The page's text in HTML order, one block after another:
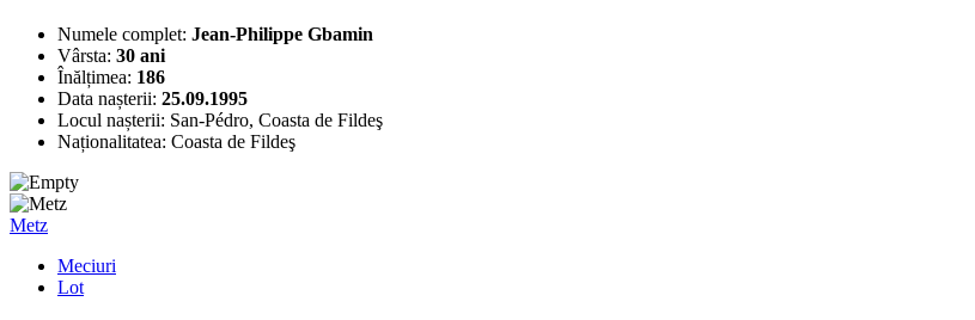
Numele complet: Jean-Philippe Gbamin
Vârsta: 30 ani
Înălțimea: 186
Data nașterii: 25.09.1995
Locul nașterii: San-Pédro, Coasta de Fildeş
Naționalitatea: Coasta de Fildeş
Metz
Meciuri
Lot